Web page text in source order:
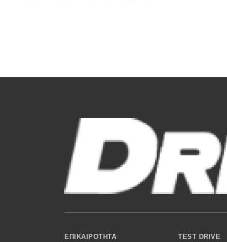
Τεχνολογία
Mobility
Footer Menu
ΕΠΙΚΑΙΡΌΤΗΤΑ TEST DRIVE